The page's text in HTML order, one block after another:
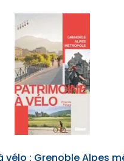
vélo : Grenoble Alpes